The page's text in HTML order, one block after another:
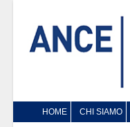
HOME CHI SIAMO